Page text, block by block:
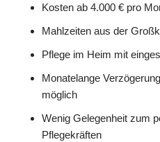
Kosten ab 4.000 € pro
Mahlzeiten aus der
Pflege im Heim mit
Monatelange
möglich
Wenig Gelegenheit zum
Pflegekräften